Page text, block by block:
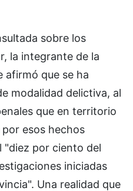
sobre los
la integrante de la
afirmó que se ha
modalidad delictiva, al
que en territorio
esos hechos
"diez por ciento del
iniciadas
Una realidad que